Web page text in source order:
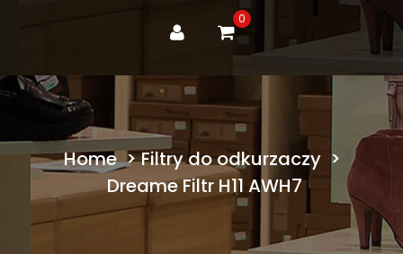
0
Home>Filtry do odkurzaczy>
Dreame Filtr H11 AWH7